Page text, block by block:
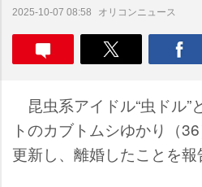
2025-10-07 08:58 オリコンニュース
昆虫系アイドル“虫ドル”
トのカブトムシゆかり（
更新し、離婚したことを報